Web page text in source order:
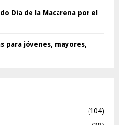
Día de la Macarena por el
para jóvenes, mayores,
(104)